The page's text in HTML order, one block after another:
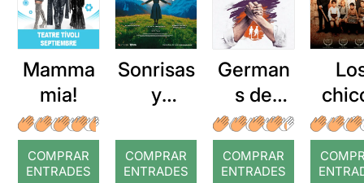
Mamma
mia!
COMPRAR
ENTRADES
Sonrisas
y
COMPRAR
ENTRADES
German
s de
sang
COMPRAR
ENTRADES
del
el